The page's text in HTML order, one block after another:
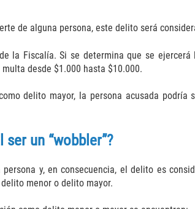
de alguna persona, este delito será
la Fiscalía. Si se determina que se
desde $1.000 hasta $10.000.
delito mayor, la persona acusada podría
un “wobbler”?
y, en consecuencia, el delito es
menor o delito mayor.